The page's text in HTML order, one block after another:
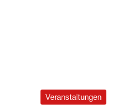
Veranstaltungen